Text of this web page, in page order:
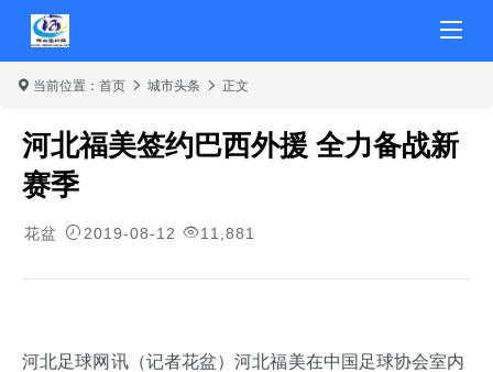
当前位置： 首页 城市头条 正文
河北福美签约巴西外援 全力备战新
赛季
花盆 2019-08-12 11,881
河北足球网讯（记者花盆）河北福美在中国足球协会室内